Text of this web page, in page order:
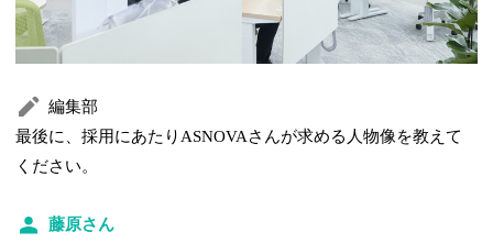
編集部
最後に、採用にあたりASNOVAさんが求める人物像を教えて
ください。
藤原さん